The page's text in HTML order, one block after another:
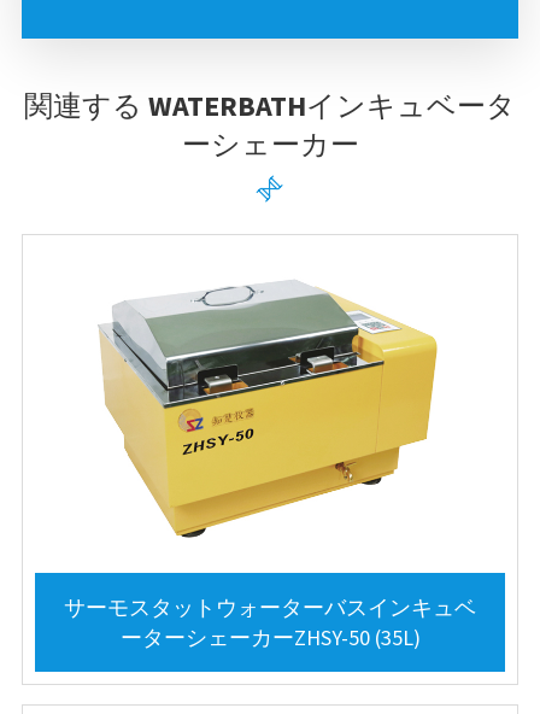
関連する WATERBATHインキュベータ
ーシェーカー

サーモスタットウォーターバスインキュベ
ーターシェーカーZHSY-50 (35L)